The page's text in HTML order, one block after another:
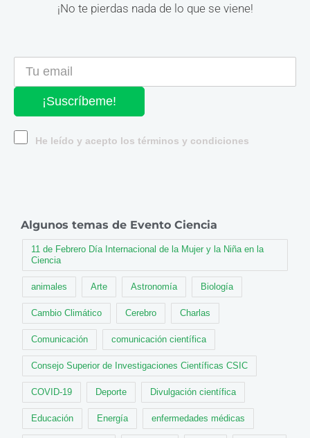
¡No te pierdas nada de lo que se viene!
¡Suscríbeme!
He leído y acepto los términos y condiciones
Algunos temas de Evento Ciencia
11 de Febrero Día Internacional de la Mujer y la Niña en la
Ciencia
animales Arte Astronomía Biología
Cambio Climático Cerebro Charlas
Comunicación comunicación científica
Consejo Superior de Investigaciones Científicas CSIC
COVID-19 Deporte Divulgación científica
Educación Energía enfermedades médicas